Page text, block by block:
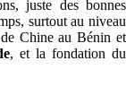
juste des bonnes
surtout au niveau
de Chine au Bénin et
, et la fondation du